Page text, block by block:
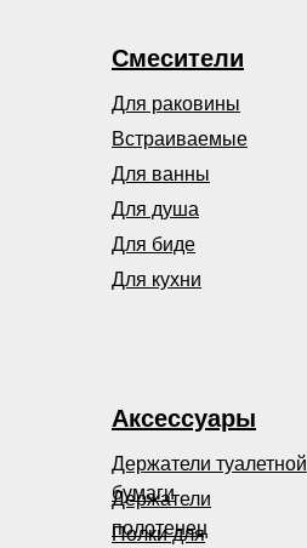
Смесители
Держатели
полотенец
Держатели туалетной
бумаги
Полки для
Встраиваемые
Для биде
Для ванны
Для душа
Для раковины
Для кухни
Аксессуары